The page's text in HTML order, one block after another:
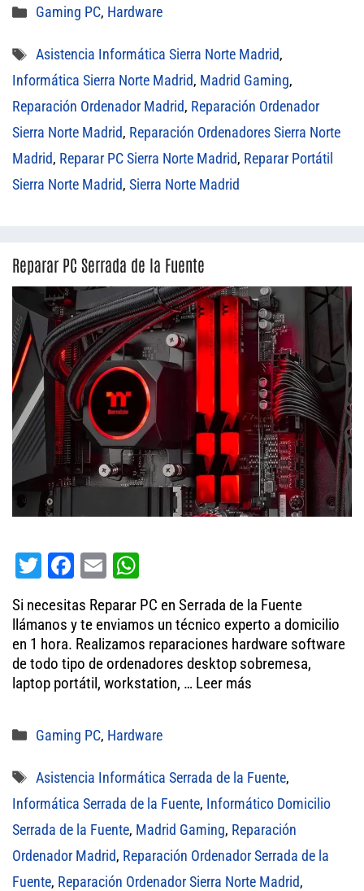
Categorías
Gaming PC, Hardware
Etiquetas
Asistencia Informática Sierra Norte Madrid,
Informática Sierra Norte Madrid, Madrid Gaming,
Reparación Ordenador Madrid, Reparación Ordenador
Sierra Norte Madrid, Reparación Ordenadores Sierra Norte
Madrid, Reparar PC Sierra Norte Madrid, Reparar Portátil
Sierra Norte Madrid, Sierra Norte Madrid
Reparar PC Serrada de la Fuente
T
tt
er
Fa
ce
bo
ok
E
ail
ha
ts
A
pp
Si necesitas Reparar PC en Serrada de la Fuente
llámanos y te enviamos un técnico experto a domicilio
en 1 hora. Realizamos reparaciones hardware software
de todo tipo de ordenadores desktop sobremesa,
laptop portátil, workstation, … Leer más
Categorías
Gaming PC, Hardware
Etiquetas
Asistencia Informática Serrada de la Fuente,
Informática Serrada de la Fuente, Informático Domicilio
Serrada de la Fuente, Madrid Gaming, Reparación
Ordenador Madrid, Reparación Ordenador Serrada de la
Fuente, Reparación Ordenador Sierra Norte Madrid,